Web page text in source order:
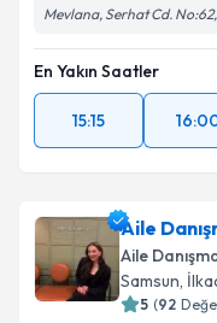
Mevlana, Serhat Cd.
En Yakın Saatler
15:15
Aile
Aile
Samsun,
5 (92